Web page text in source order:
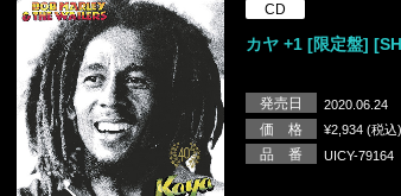
CD
カヤ +1 [限定盤]
発売日 2020.06.24
価 格 ¥2,934 (税込)
品 番 UICY-79164